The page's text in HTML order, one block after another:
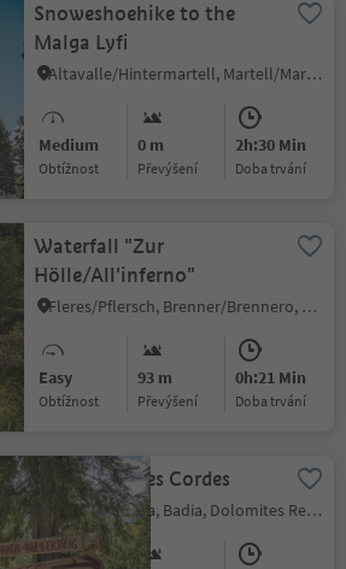
Snoweshoehike to the
Malga Lyfi
Altavalle/Hintermartell, Martell/Martello, Vinschgau/Val Venosta
Medium
Obtížnost
0 m
Převýšení
2h:30 Min
doba trvání
Waterfall "Zur
Hölle/All'inferno"
Fleres/Pflersch, Brenner/Brennero, Sterzing/Vipiteno and environs
Easy
Obtížnost
93 m
Převýšení
0h:21 Min
doba trvání
Via ferrata Les Cordes
La Villa/La Villa, Badia, Dolomites Region Alta Badia